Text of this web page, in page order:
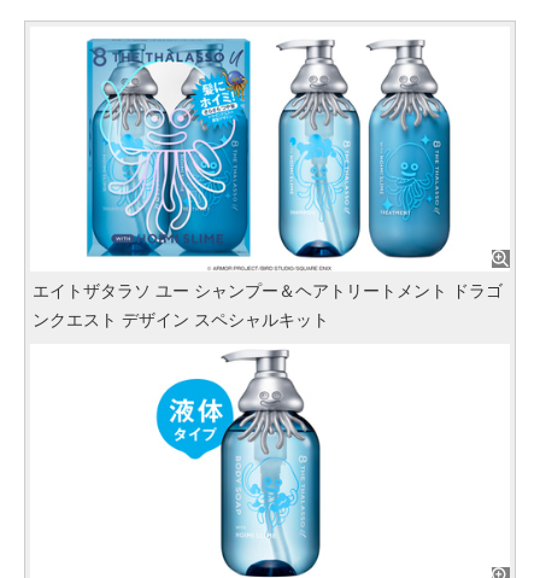
エイトザタラソ ユー シャンプー＆ヘアトリートメント ドラゴ
ンクエスト デザイン スペシャルキット